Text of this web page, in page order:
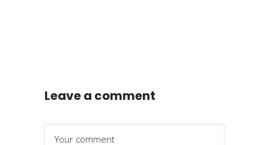
Leave a comment